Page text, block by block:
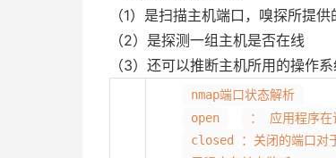
（1）是扫描主机端口，嗅探所提
（2）是探测一组主机是否在线
（3）还可以推断主机所用的操作
nmap端口状态解析
open
： 应用程序
closed ：关闭的端口对